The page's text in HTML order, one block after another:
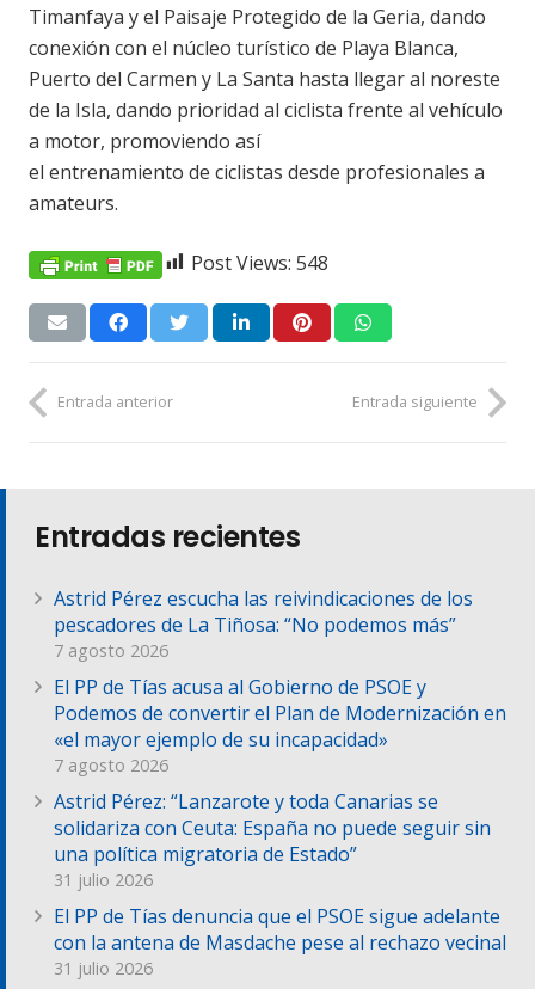
Timanfaya y el Paisaje Protegido de la Geria, dando
conexión con el núcleo turístico de Playa Blanca,
Puerto del Carmen y La Santa hasta llegar al noreste
de la Isla, dando prioridad al ciclista frente al vehículo
a motor, promoviendo así
el entrenamiento de ciclistas desde profesionales a
amateurs.
Post Views: 548
Entrada anterior Entrada siguiente
Entradas recientes
Astrid Pérez escucha las reivindicaciones de los
pescadores de La Tiñosa: “No podemos más”
7 agosto 2026
El PP de Tías acusa al Gobierno de PSOE y
Podemos de convertir el Plan de Modernización en
«el mayor ejemplo de su incapacidad»
7 agosto 2026
Astrid Pérez: “Lanzarote y toda Canarias se
solidariza con Ceuta: España no puede seguir sin
una política migratoria de Estado”
31 julio 2026
El PP de Tías denuncia que el PSOE sigue adelante
con la antena de Masdache pese al rechazo vecinal
31 julio 2026